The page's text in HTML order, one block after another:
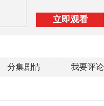
立即观看
分集剧情 我要评论